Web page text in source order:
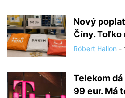
Nový
Číny. Toľko
Róbert Hallon -
Telekom
99 eur. Má